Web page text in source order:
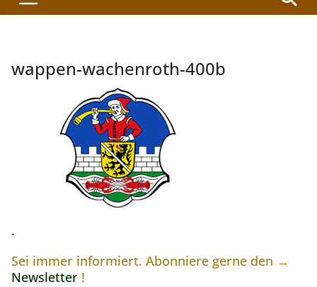
wappen-wachenroth-400b
.
Sei immer informiert. Abonniere gerne den →
Newsletter !